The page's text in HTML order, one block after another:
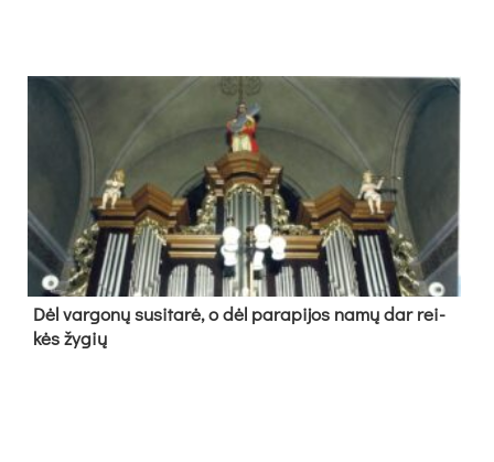
Dėl var­go­nų su­si­ta­rė, o dėl pa­ra­pi­jos na­mų dar rei­
kės žy­gių